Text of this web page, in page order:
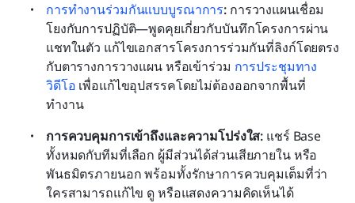
การทำงานร่วมกันแบบบูรณาการ: การวางแผนเชื่อม
โยงกับการปฏิบัติ—พูดคุยเกี่ยวกับบันทึกโครงการผ่าน
แชทในตัว แก้ไขเอกสารโครงการร่วมกันที่ลิงก์โดยตรง
กับตารางการวางแผน หรือเข้าร่วม การประชุมทาง
วิดีโอ เพื่อแก้ไขอุปสรรคโดยไม่ต้องออกจากพื้นที่
ทำงาน
การควบคุมการเข้าถึงและความโปร่งใส: แชร์ Base
ทั้งหมดกับทีมที่เลือก ผู้มีส่วนได้ส่วนเสียภายใน หรือ
พันธมิตรภายนอก พร้อมทั้งรักษาการควบคุมเต็มที่ว่า
ใครสามารถแก้ไข ดู หรือแสดงความคิดเห็นได้